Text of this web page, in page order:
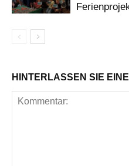
HINTERLASSEN SIE